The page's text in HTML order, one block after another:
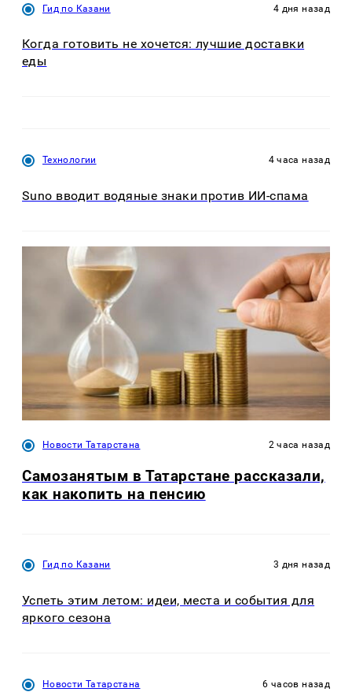
Гид по Казани 4 дня назад
Когда готовить не хочется: лучшие доставки
еды
Технологии 4 часа назад
Suno вводит водяные знаки против ИИ-спама
Новости Татарстана 2 часа назад
Самозанятым в Татарстане рассказали,
как накопить на пенсию
Гид по Казани 3 дня назад
Успеть этим летом: идеи, места и события для
яркого сезона
Новости Татарстана 6 часов назад